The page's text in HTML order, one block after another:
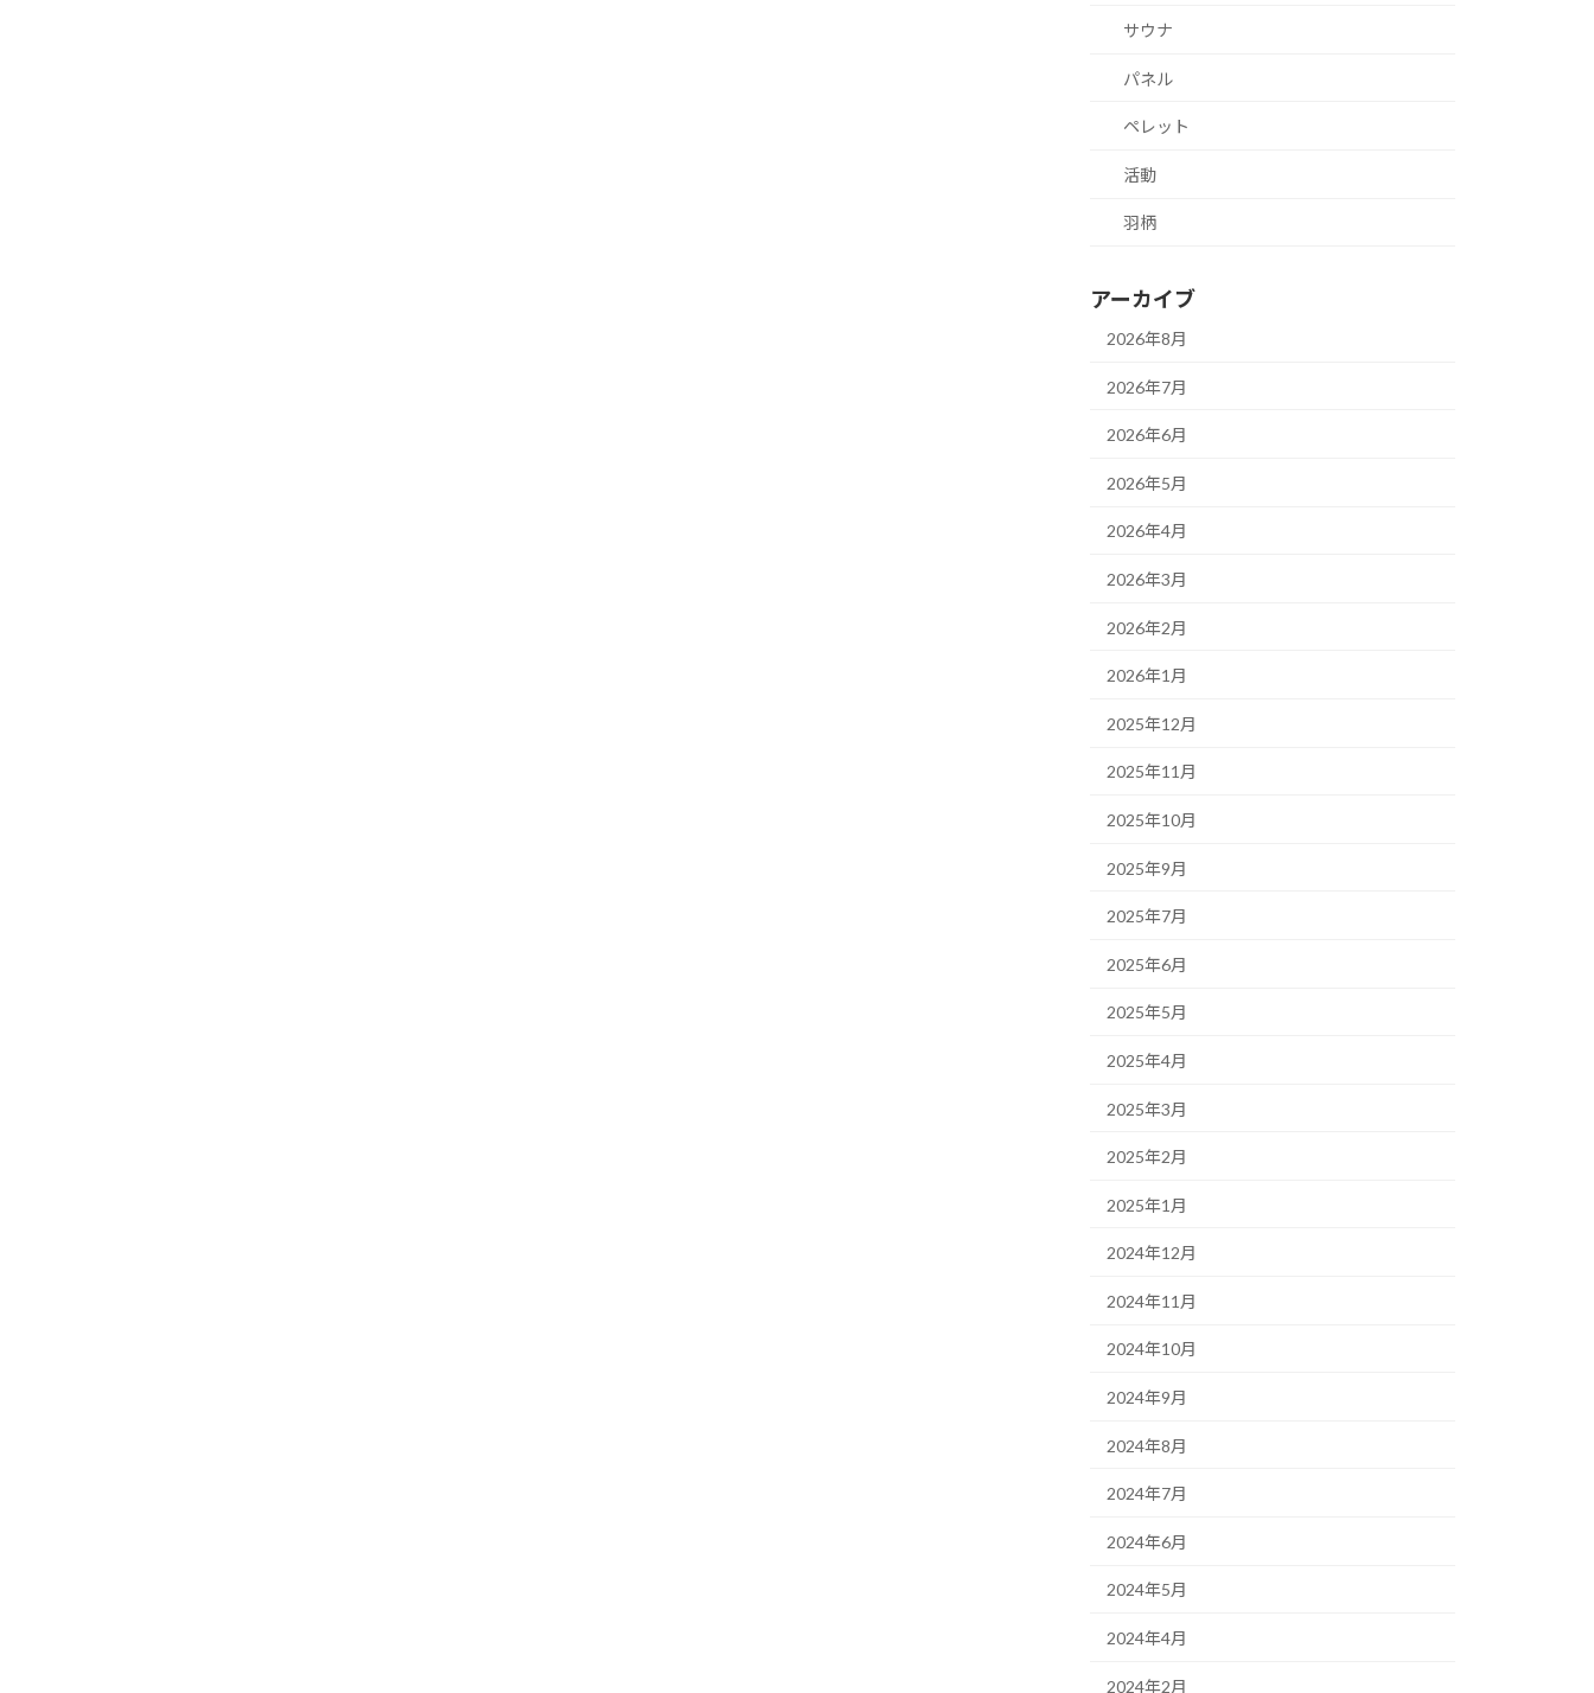
サウナ
パネル
ペレット
活動
羽柄
アーカイブ
2026年8月
2026年7月
2026年6月
2026年5月
2026年4月
2026年3月
2026年2月
2026年1月
2025年12月
2025年11月
2025年10月
2025年9月
2025年7月
2025年6月
2025年5月
2025年4月
2025年3月
2025年2月
2025年1月
2024年12月
2024年11月
2024年10月
2024年9月
2024年8月
2024年7月
2024年6月
2024年5月
2024年4月
2024年2月